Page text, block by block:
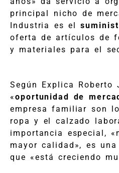
principal nicho de
Industria es el
oferta de artículos de
y materiales para el
Según Explica Roberto
«oportunidad de
empresa familiar son
ropa y el calzado
importancia especial,
mayor calidad», es
que «está creciendo